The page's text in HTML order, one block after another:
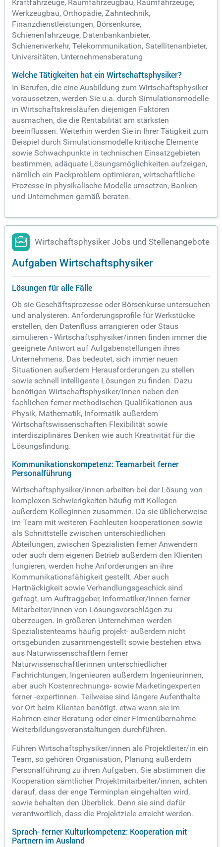
Kraftfahrzeuge, Raumfahrzeugbau, Raumfahrzeuge,
Werkzeugbau, Orthopädie, Zahntechnik,
Finanzdienstleistungen, Börsenkurse,
Schienenfahrzeuge, Datenbankanbieter,
Schienenverkehr, Telekommunikation, Satellitenanbieter,
Universitäten, Unternehmensberatung
Welche Tätigkeiten hat ein Wirtschaftsphysiker?
In Berufen, die eine Ausbildung zum Wirtschaftsphysiker
voraussetzen, werden Sie u.a. durch Simulationsmodelle
in Wirtschaftskreisläufen diejenigen Faktoren
ausmachen, die die Rentabilität am stärksten
beeinflussen. Weiterhin werden Sie in Ihrer Tätigkeit zum
Beispiel durch Simulationsmodelle kritische Elemente
sowie Schwachpunkte in technischen Einsatzgebieten
bestimmen, adäquate Lösungsmöglichkeiten aufzeigen,
nämlich ein Packproblem optimieren, wirtschaftliche
Prozesse in physikalische Modelle umsetzen, Banken
und Unternehmen gemäß beraten.
Wirtschaftsphysiker Jobs und Stellenangebote
Aufgaben Wirtschaftsphysiker
Lösungen für alle Fälle
Ob sie Geschäftsprozesse oder Börsenkurse untersuchen
und analysieren. Anforderungsprofile für Werkstücke
erstellen, den Datenfluss arrangieren oder Staus
simulieren - Wirtschaftsphysiker/innen finden immer die
geeignete Antwort auf Aufgabenstellungen ihres
Unternehmens. Das bedeutet, sich immer neuen
Situationen außerdem Herausforderungen zu stellen
sowie schnell intelligente Lösungen zu finden. Dazu
benötigen Wirtschaftsphysiker/innen neben den
fachlichen ferner methodischen Qualifikationen aus
Physik, Mathematik, Informatik außerdem
Wirtschaftswissenschaften Flexibilität sowie
interdisziplinäres Denken wie auch Kreativität für die
Lösungsfindung.
Kommunikationskompetenz: Teamarbeit ferner
Personalführung
Wirtschaftsphysiker/innen arbeiten bei der Lösung von
komplexen Schwierigkeiten häufig mit Kollegen
außerdem Kolleginnen zusammen. Da sie üblicherweise
im Team mit weiteren Fachleuten kooperationen sowie
als Schnittstelle zwischen unterschiedlichen
Abteilungen, zwischen Spezialisten ferner Anwendern
oder auch dem eigenen Betrieb außerdem den Klienten
fungieren, werden hohe Anforderungen an ihre
Kommunikationsfähigkeit gestellt. Aber auch
Hartnäckigkeit sowie Verhandlungsgeschick sind
gefragt, um Auftraggeber, Informatiker/innen ferner
Mitarbeiter/innen von Lösungsvorschlägen zu
überzeugen. In größeren Unternehmen werden
Spezialistenteams häufig projekt- außerdem nicht
ortsgebunden zusammengestellt sowie bestehen etwa
aus Naturwissenschaftlern ferner
Naturwissenschaftlerinnen unterschiedlicher
Fachrichtungen, Ingenieuren außerdem Ingenieurinnen,
aber auch Kostenrechnungs- sowie Marketingexperten
ferner -expertinnen. Teilweise sind längere Aufenthalte
vor Ort beim Klienten benötigt. etwa wenn sie im
Rahmen einer Beratung oder einer Firmenübernahme
Weiterbildungsveranstaltungen durchführen.
Führen Wirtschaftsphysiker/innen als Projektleiter/in ein
Team, so gehören Organisation, Planung außerdem
Personalführung zu ihren Aufgaben. Sie abstimmen die
Kooperation sämtlicher Projektmitarbeiter/innen, achten
darauf, dass der enge Terminplan eingehalten wird,
sowie behalten den Überblick. Denn sie sind dafür
verantwortlich, dass die Projektziele erreicht werden.
Sprach- ferner Kulturkompetenz: Kooperation mit
Partnern im Ausland